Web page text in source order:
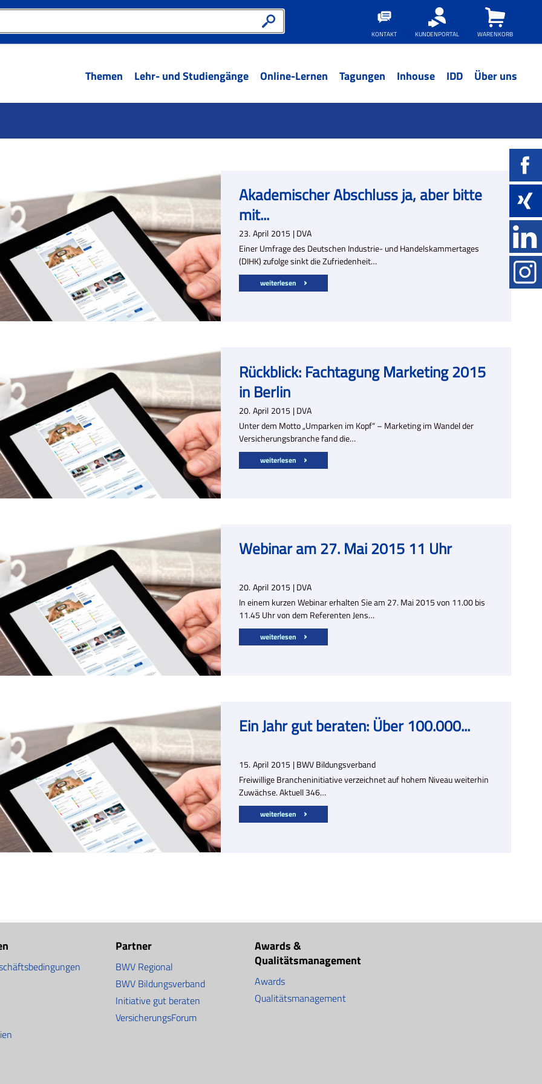
KONTAKT KUNDENPORTAL WARENKORB
Themen Lehr- und Studiengänge Online-Lernen Tagungen Inhouse IDD Über uns
Akademischer Abschluss ja, aber bitte
mit...
23.April 2015 | DVA
Einer Umfrage des Deutschen Industrie- und Handelskammertages
(DIHK) zufolge sinkt die Zufriedenheit…
weiterlesen
Rückblick: Fachtagung Marketing 2015
in Berlin
20.April 2015 | DVA
Unter dem Motto „Umparken im Kopf“ – Marketing im Wandel der
Versicherungsbranche fand die…
weiterlesen
Webinar am 27. Mai 2015 11 Uhr
20.April 2015 | DVA
In einem kurzen Webinar erhalten Sie am 27. Mai 2015 von 11.00 bis
11.45 Uhr von dem Referenten Jens…
weiterlesen
Ein Jahr gut beraten: Über 100.000...
15.April 2015 | BWV Bildungsverband
Freiwillige Brancheninitiative verzeichnet auf hohem Niveau weiterhin
Zuwächse. Aktuell 346…
weiterlesen
Partner
BWV Regional
BWV Bildungsverband
Initiative gut beraten
VersicherungsForum
Awards &
Qualitätsmanagement
Awards
Qualitätsmanagement